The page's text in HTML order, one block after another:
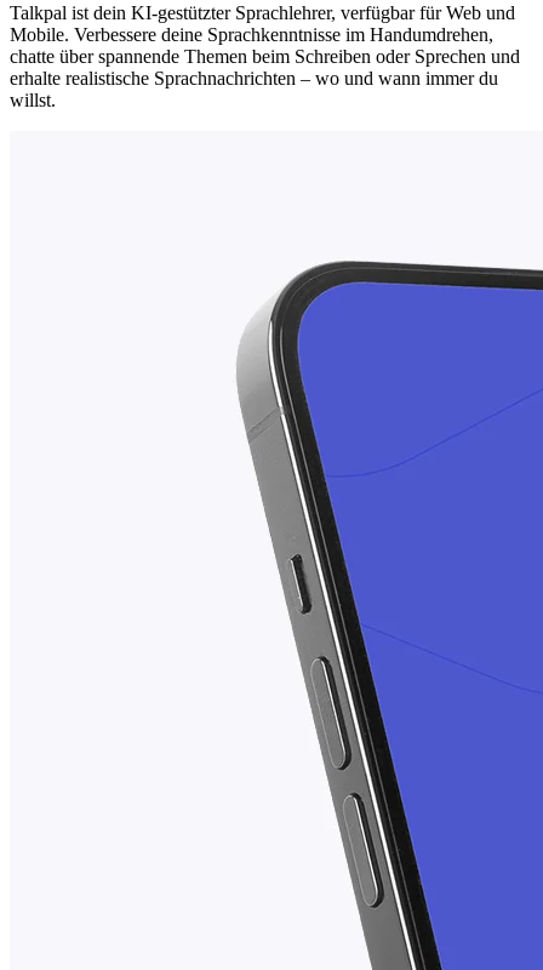
Talkpal ist dein KI-gestützter Sprachlehrer, verfügbar für Web und
Mobile. Verbessere deine Sprachkenntnisse im Handumdrehen,
chatte über spannende Themen beim Schreiben oder Sprechen und
erhalte realistische Sprachnachrichten – wo und wann immer du
willst.